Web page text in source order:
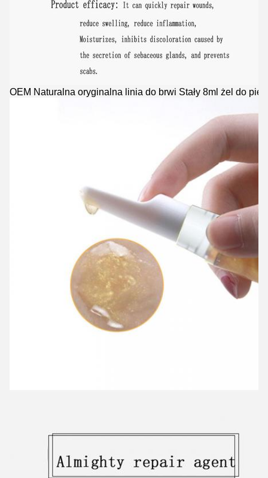
OEM Naturalna oryginalna linia do brwi Stały 8ml żel do